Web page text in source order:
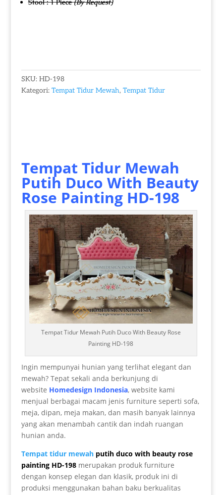
Stool : 1 Piece(By Request)
SKU: HD-198
Kategori: Tempat Tidur Mewah, Tempat Tidur
Tempat Tidur Mewah
Putih Duco With Beauty
Rose Painting HD-198
Tempat Tidur Mewah Putih Duco With Beauty Rose
Painting HD-198
Ingin mempunyai hunian yang terlihat elegant dan
mewah? Tepat sekali anda berkunjung di
website Homedesign Indonesia, website kami
menjual berbagai macam jenis furniture seperti sofa,
meja, dipan, meja makan, dan masih banyak lainnya
yang akan menambah cantik dan indah ruangan
hunian anda.
Tempat tidur mewahputih duco with beauty rose
painting HD-198merupakan produk furniture
dengan konsep elegan dan klasik, produk ini di
produksi menggunakan bahan baku berkualitas